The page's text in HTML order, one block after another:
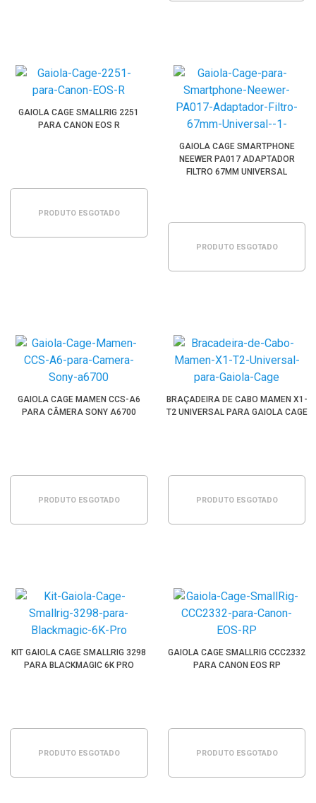
GAIOLA CAGE SMALLRIG 2251
PARA CANON EOS R
PRODUTO ESGOTADO
GAIOLA CAGE SMARTPHONE
NEEWER PA017 ADAPTADOR
FILTRO 67MM UNIVERSAL
PRODUTO ESGOTADO
GAIOLA CAGE MAMEN CCS-A6
PARA CÂMERA SONY A6700
PRODUTO ESGOTADO
BRAÇADEIRA DE CABO MAMEN X1-
T2 UNIVERSAL PARA GAIOLA CAGE
PRODUTO ESGOTADO
KIT GAIOLA CAGE SMALLRIG 3298
PARA BLACKMAGIC 6K PRO
PRODUTO ESGOTADO
GAIOLA CAGE SMALLRIG CCC2332
PARA CANON EOS RP
PRODUTO ESGOTADO